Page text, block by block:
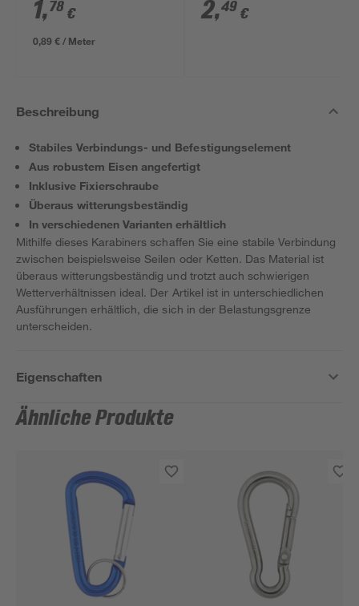
1,78 €
0,89 € / Meter
2,49 €
Beschreibung
Stabiles Verbindungs- und Befestigungselement
Aus robustem Eisen angefertigt
Inklusive Fixierschraube
Überaus witterungsbeständig
In verschiedenen Varianten erhältlich
Mithilfe dieses Karabiners schaffen Sie eine stabile Verbindung
zwischen beispielsweise Seilen oder Ketten. Das Material ist
überaus witterungsbeständig und trotzt auch schwierigen
Wetterverhältnissen ideal. Der Artikel ist in unterschiedlichen
Ausführungen erhältlich, die sich in der Belastungsgrenze
unterscheiden.
Eigenschaften
Ähnliche Produkte